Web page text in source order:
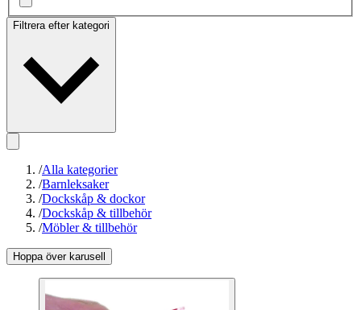
Filtrera efter kategori
/Alla kategorier
/Barnleksaker
/Dockskåp & dockor
/Dockskåp & tillbehör
/Möbler & tillbehör
Hoppa över karusell